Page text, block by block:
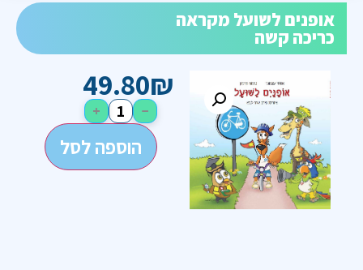
אופנים לשועל מקראה
כריכה קשה
49.80₪
−
+
הוספה לסל